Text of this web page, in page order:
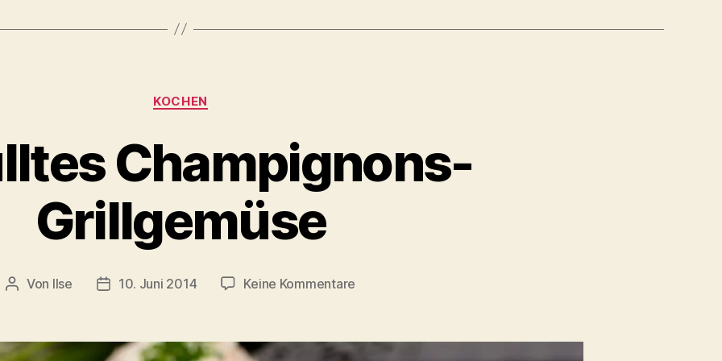
Kategorien
KOCHEN
Champignons-
Grillgemüse
Beitragsautor
Von Ilse Beitragsdatum
10. Juni 2014 Keine Kommentare
Grillgemüse